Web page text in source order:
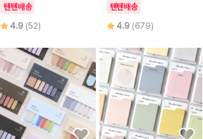
텐텐배송
4.9 (52)
텐텐배송
4.9 (679)